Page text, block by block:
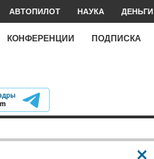
АВТОПИЛОТ НАУКА ДЕНЬГИ
КОНФЕРЕНЦИИ ПОДПИСКА